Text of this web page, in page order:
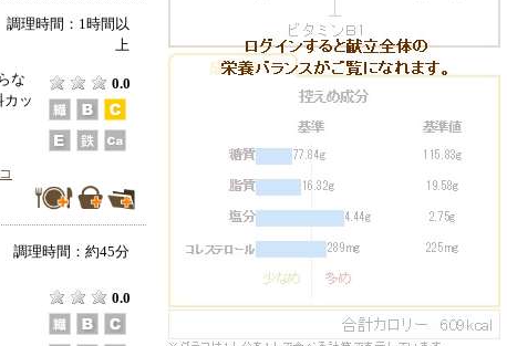
調理時間：1時間以
上
な
ッ
0.0
調理時間：約45分
0.0